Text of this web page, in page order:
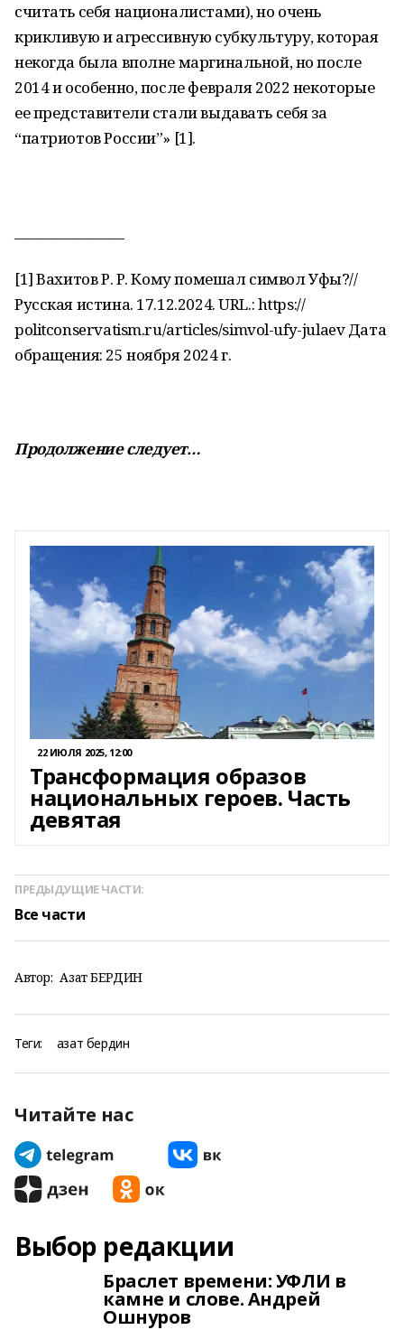
считать себя националистами), но очень
крикливую и агрессивную субкультуру, которая
некогда была вполне маргинальной, но после
2014 и особенно, после февраля 2022 некоторые
ее представители стали выдавать себя за
“патриотов России”» [1].
[1] Вахитов Р. Р. Кому помешал символ Уфы?//
Русская истина. 17.12.2024. URL.: https://
politconservatism.ru/articles/simvol-ufy-julaev Дата
обращения: 25 ноября 2024 г.
Продолжение следует…
22 ИЮЛЯ 2025, 12:00
Трансформация образов
национальных героев. Часть
девятая
ПРЕДЫДУЩИЕ ЧАСТИ:
Все части
Автор: Азат БЕРДИН
Теги: азат бердин
Читайте нас
Выбор редакции
Браслет времени: УФЛИ в
камне и слове. Андрей
Ошнуров